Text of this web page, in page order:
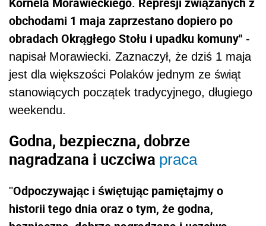
obchodami 1 maja zaprzestano dopiero po
obradach Okrągłego Stołu i upadku komuny" -
napisał Morawiecki. Zaznaczył, że dziś 1 maja
jest dla większości Polaków jednym ze świąt
stanowiących początek tradycyjnego, długiego
weekendu.
Godna, bezpieczna, dobrze
nagradzana i uczciwa praca
"Odpoczywając i świętując pamiętajmy o
historii tego dnia oraz o tym, że godna,